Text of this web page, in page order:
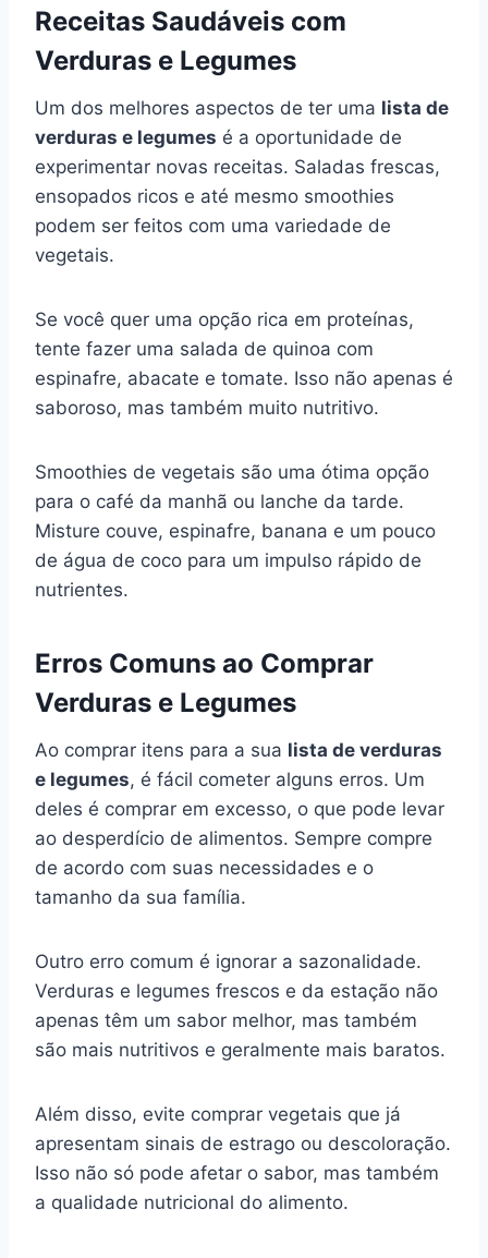
Receitas Saudáveis com
Verduras e Legumes
Um dos melhores aspectos de ter uma lista de
verduras e legumes é a oportunidade de
experimentar novas receitas. Saladas frescas,
ensopados ricos e até mesmo smoothies
podem ser feitos com uma variedade de
vegetais.
Se você quer uma opção rica em proteínas,
tente fazer uma salada de quinoa com
espinafre, abacate e tomate. Isso não apenas é
saboroso, mas também muito nutritivo.
Smoothies de vegetais são uma ótima opção
para o café da manhã ou lanche da tarde.
Misture couve, espinafre, banana e um pouco
de água de coco para um impulso rápido de
nutrientes.
Erros Comuns ao Comprar
Verduras e Legumes
Ao comprar itens para a sua lista de verduras
e legumes, é fácil cometer alguns erros. Um
deles é comprar em excesso, o que pode levar
ao desperdício de alimentos. Sempre compre
de acordo com suas necessidades e o
tamanho da sua família.
Outro erro comum é ignorar a sazonalidade.
Verduras e legumes frescos e da estação não
apenas têm um sabor melhor, mas também
são mais nutritivos e geralmente mais baratos.
Além disso, evite comprar vegetais que já
apresentam sinais de estrago ou descoloração.
Isso não só pode afetar o sabor, mas também
a qualidade nutricional do alimento.